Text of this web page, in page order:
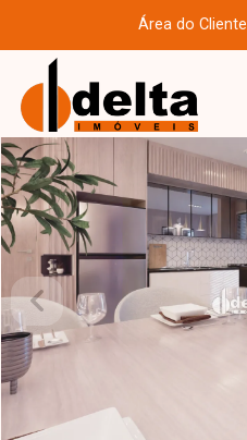
Área do Cliente